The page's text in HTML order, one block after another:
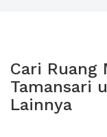
Cari Ruang
Tamansari
Lainnya